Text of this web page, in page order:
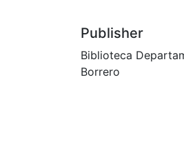
Publisher
Biblioteca
Borrero